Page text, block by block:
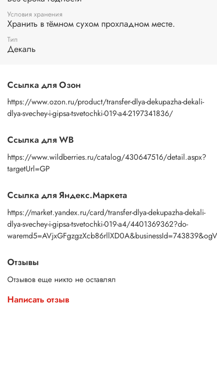
вниз. Смочите водой поверхность бумажной основы с
помощью губки или спонжа, подождите 10 секунд, дайте
основе пропитаться водой. Затем приложите
изображение к поверхности и, плотно прижимая
пальцами бумажную основу, сдвигаете ее на себя.
Рисунок остается на изделии. Сразу после нанесения
изображение любым покрывным лаком. Отлично
подойдет акриловый лак на водной основе, матовый,
глянцевый, полуглянцевый.
Условия хранения
Хранить в тёмном сухом прохладном месте.
Тип
Декаль
Ссылка для Озон
https://www.ozon.ru/product/transfer-dlya-dekupazha-dekali-
dlya-svechey-i-gipsa-tsvetochki-019-a4-2197341836/
Ссылка для WB
https://www.wildberries.ru/catalog/430647516/detail.aspx?
targetUrl=GP
Ссылка для Яндекс.Маркета
https://market.yandex.ru/card/transfer-dlya-dekupazha-dekali-
dlya-svechey-i-gipsa-tsvetochki-019-a4/4401369362?do-
Отзывы
Отзывов еще никто не оставлял
Написать отзыв